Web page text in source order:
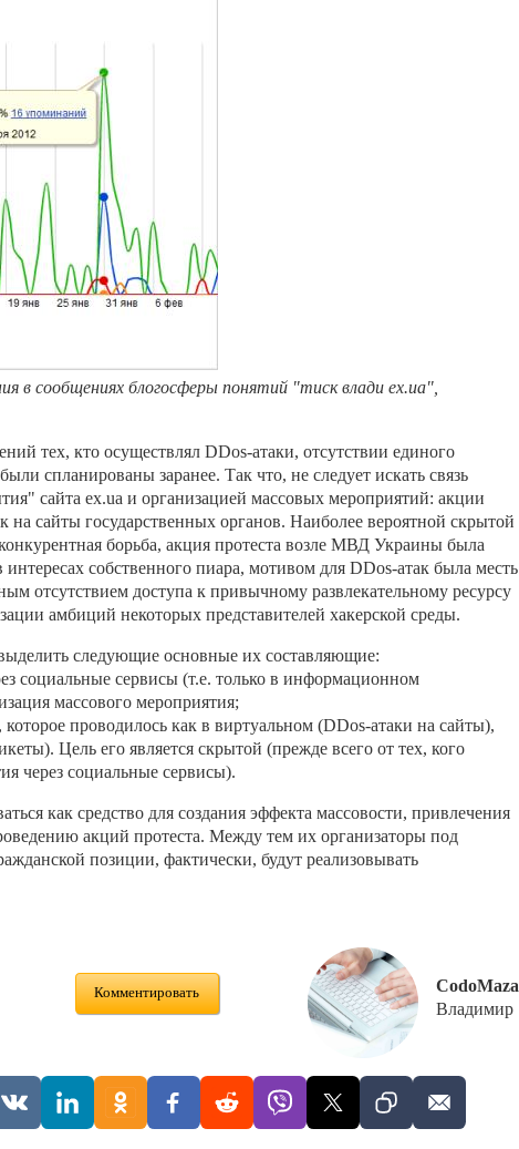
в сообщениях блогосферы понятий "тиск влади ex.ua",
тех, кто осуществлял DDos-атаки, отсутствии единого
спланированы заранее. Так что, не следует искать связь
сайта ex.ua и организацией массовых мероприятий: акции
сайты государственных органов. Наиболее вероятной скрытой
борьба, акция протеста возле МВД Украины была
собственного пиара, мотивом для DDos-атак была месть
отсутствием доступа к привычному развлекательному ресурсу
амбиций некоторых представителей хакерской среды.
следующие основные их составляющие:
социальные сервисы (т.е. только в информационном
массового мероприятия;
проводилось как в виртуальном (DDos-атаки на сайты),
Цель его является скрытой (прежде всего от тех, кого
через социальные сервисы).
как средство для создания эффекта массовости, привлечения
акций протеста. Между тем их организаторы под
позиции, фактически, будут реализовывать
Комментировать
CodoMaza
Владимир